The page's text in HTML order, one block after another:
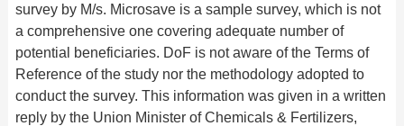
survey by M/s. Microsave is a sample survey, which is not
a comprehensive one covering adequate number of
potential beneficiaries. DoF is not aware of the Terms of
Reference of the study nor the methodology adopted to
conduct the survey. This information was given in a written
reply by the Union Minister of Chemicals & Fertilizers,